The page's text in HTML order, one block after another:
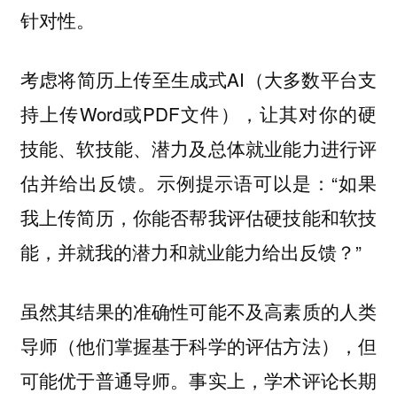
针对性。
考虑将简历上传至生成式AI（大多数平台支
持上传Word或PDF文件），让其对你的硬
技能、软技能、潜力及总体就业能力进行评
估并给出反馈。示例提示语可以是：“如果
我上传简历，你能否帮我评估硬技能和软技
能，并就我的潜力和就业能力给出反馈？”
虽然其结果的准确性可能不及高素质的人类
导师（他们掌握基于科学的评估方法），但
可能优于普通导师。事实上，学术评论长期